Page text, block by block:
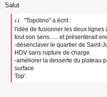
e
s
Salut
"Topolino" a écrit :
l'idée de fusionner les deux
tout son sens...... et présenterait
-désenclaver le quartier de Saint-
HDV sans rupture de charge.
-améliorer la desserte du plateau
surface
Top'.